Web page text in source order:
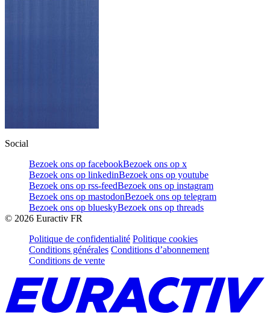
Social
Bezoek ons op facebookBezoek ons op x
Bezoek ons op linkedinBezoek ons op youtube
Bezoek ons op rss-feedBezoek ons op instagram
Bezoek ons op mastodonBezoek ons op telegram
Bezoek ons op blueskyBezoek ons op threads
© 2026 Euractiv FR
Politique de confidentialité Politique cookies
Conditions générales Conditions d’abonnement
Conditions de vente